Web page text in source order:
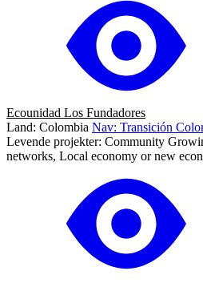
Ecounidad Los Fundadores
Land: Colombia Nav: Transición
Levende projekter: Community
networks, Local economy or new